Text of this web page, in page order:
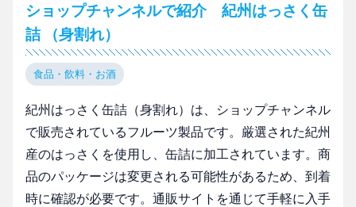
ショップチャンネルで紹介 紀州はっさく缶
詰 （身割れ）
食品・飲料・お酒
紀州はっさく缶詰（身割れ）は、ショップチャンネル
で販売されているフルーツ製品です。厳選された紀州
産のはっさくを使用し、缶詰に加工されています。商
品のパッケージは変更される可能性があるため、到着
時に確認が必要です。通販サイトを通じて手軽に入手